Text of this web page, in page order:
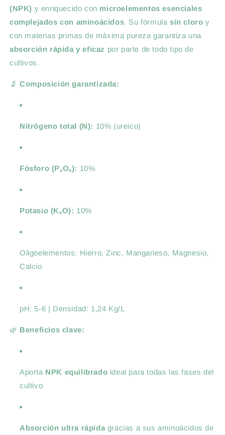
(NPK) y enriquecido con microelementos esenciales
complejados con aminoácidos. Su fórmulasin cloro y
con materias primas de máxima pureza garantiza una
absorción rápida y eficaz por parte de todo tipo de
cultivos.
🔬Composición garantizada:
Nitrógeno total (N): 10% (ureico)
Fósforo (P₂O₅): 10%
Potasio (K₂O): 10%
Oligoelementos: Hierro, Zinc, Manganeso, Magnesio,
Calcio
pH: 5-6 | Densidad: 1,24 Kg/L
🌿 Beneficios clave:
Aporta NPK equilibrado ideal para todas las fases del
cultivo
Absorción ultra rápidagracias a sus aminoácidos de